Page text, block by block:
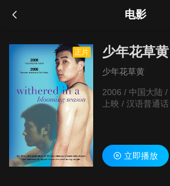
电影
正片 少年花草黄
少年花草黄
2006 / 中国大陆 /
上映 / 汉语普通话
立即播放